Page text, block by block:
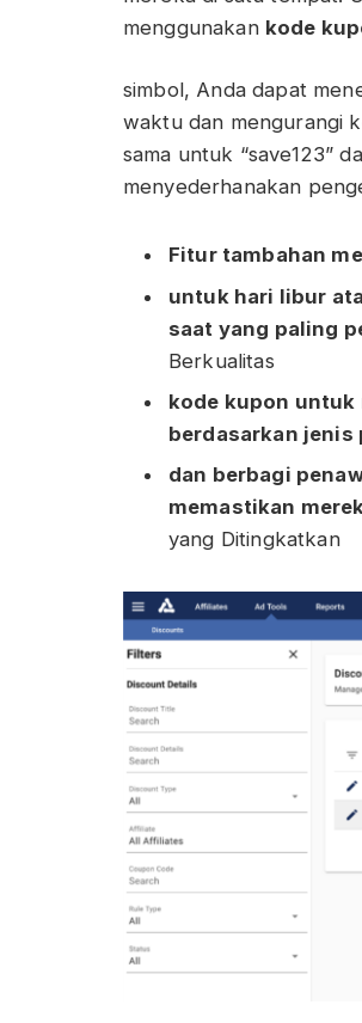
menggunakan kode
simbol, Anda dapat
waktu dan mengurangi
sama untuk “save123”
menyederhanakan
Fitur tambahan
untuk hari libur
saat yang paling
Berkualitas
kode kupon
berdasarkan jenis
dan berbagi
memastikan
yang Ditingkatkan